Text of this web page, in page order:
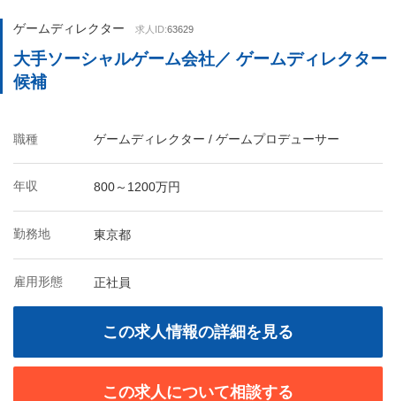
ゲームディレクター 求人ID:63629
大手ソーシャルゲーム会社／ ゲームディレクター
候補
職種 ゲームディレクター / ゲームプロデューサー
年収 800～1200万円
勤務地 東京都
雇用形態 正社員
この求人情報の詳細を見る
この求人について相談する